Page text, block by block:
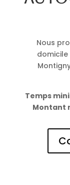
Nous
domicile
Temps
Montant